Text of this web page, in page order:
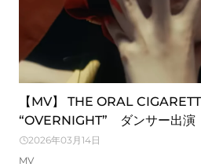
【MV】 THE ORAL
“OVERNIGHT” ダンサー出演
2026年03月14日
MV